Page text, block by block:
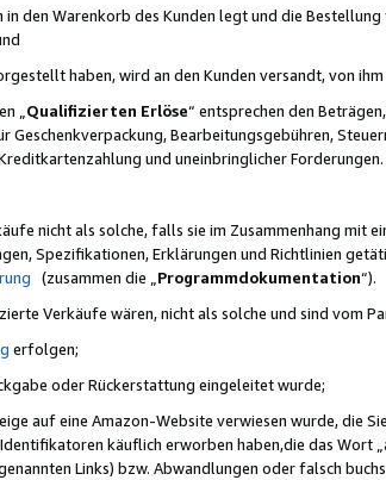
den Warenkorb des Kunden legt und die
haben, wird an den Kunden versandt, von
„ Qualifizierten Erlöse“ entsprechen den
Bearbeitungsgebühren,
und uneinbringlicher Forderungen.
nicht als solche, falls sie im Zusammenhang mit
Spezifikationen, Erklärungen und Richtlinien
(zusammen die „ Programmdokumentation“).
Verkäufe wären, nicht als solche und sind vom
erfolgen;
oder Rückerstattung eingeleitet wurde;
auf eine Amazon-Website verwiesen wurde, die
käuflich erworben haben,die das Wort
Links) bzw. Abwandlungen oder falsch